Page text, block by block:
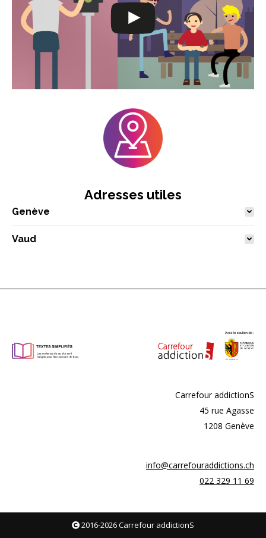
Adresses utiles
Genève
Vaud
Carrefour addictionS
45 rue Agasse
1208 Genève
info@carrefouraddictions.ch
022 329 11 69
2016-2026Carrefour addictionS